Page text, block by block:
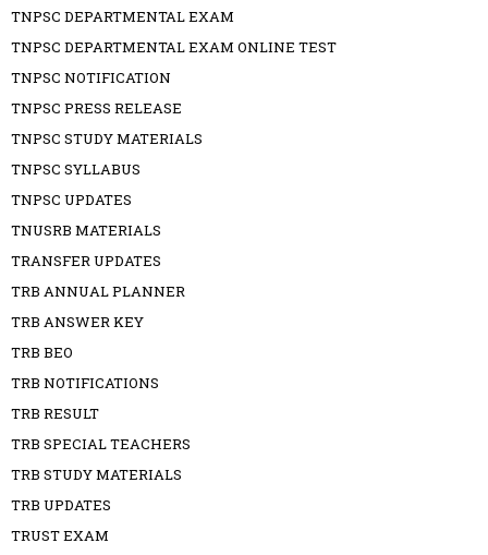
TNPSC DEPARTMENTAL EXAM
TNPSC DEPARTMENTAL EXAM ONLINE TEST
TNPSC NOTIFICATION
TNPSC PRESS RELEASE
TNPSC STUDY MATERIALS
TNPSC SYLLABUS
TNPSC UPDATES
TNUSRB MATERIALS
TRANSFER UPDATES
TRB ANNUAL PLANNER
TRB ANSWER KEY
TRB BEO
TRB NOTIFICATIONS
TRB RESULT
TRB SPECIAL TEACHERS
TRB STUDY MATERIALS
TRB UPDATES
TRUST EXAM